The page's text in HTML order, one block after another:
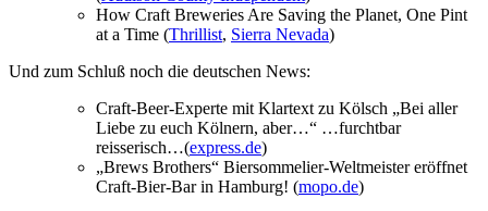
How Craft Breweries Are Saving the Planet, One Pint
at a Time (Thrillist, Sierra Nevada)
Und zum Schluß noch die deutschen News:
Craft-Beer-Experte mit Klartext zu Kölsch „Bei aller
Liebe zu euch Kölnern, aber…“ …furchtbar
reisserisch…(express.de)
„Brews Brothers“ Biersommelier-Weltmeister eröffnet
Craft-Bier-Bar in Hamburg! (mopo.de)